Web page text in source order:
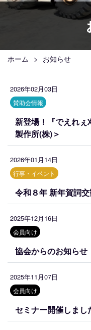
ホーム お知らせ
2026年02月03日
賛助会情報
新登場！『でえれ
製作所(株)＞
2026年01月14日
行事・イベント
令和８年 新年賀詞
2025年12月16日
会員向け
協会からのお知ら
2025年11月07日
会員向け
セミナー開催しまし